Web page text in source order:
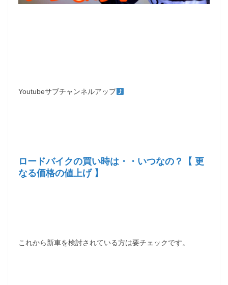
Youtubeサブチャンネルアップ
ロードバイクの買い時は・・いつなの？【 更
なる価格の値上げ 】
これから新車を検討されている方は要チェックです。